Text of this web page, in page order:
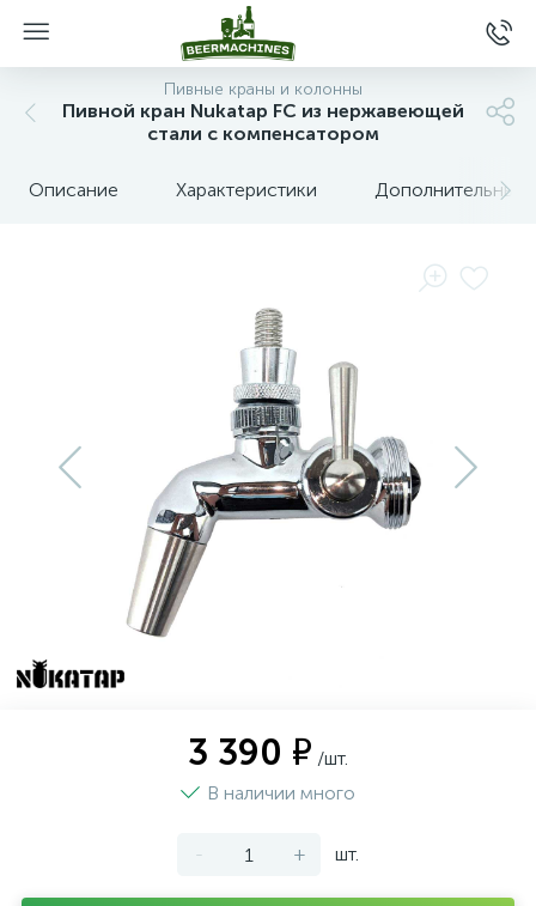
Пивные краны и колонны
Пивной кран Nukatap FC из нержавеющей
стали с компенсатором
Описание Характеристики Дополнительные
3 390 ₽ /шт.
В наличии много
- + шт.